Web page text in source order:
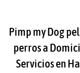
Pimp my Dog
perros a
Servicios en